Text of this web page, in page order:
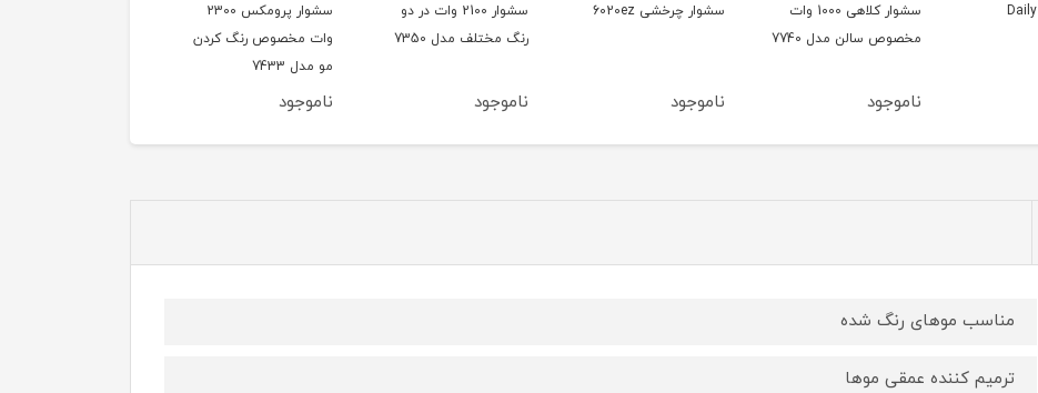
شامپو گیاهی Daily
سشوار کلاهی 1000 وات
مخصوص سالن مدل 7740
ناموجود
سشوار چرخشی 6020ez
ناموجود
سشوار 2100 وات در دو
رنگ مختلف مدل 7350
ناموجود
سشوار پرومکس 2300
وات مخصوص رنگ کردن
مو مدل 7433
ناموجود
مناسب موهای رنگ شده
ترمیم کننده عمقی موها